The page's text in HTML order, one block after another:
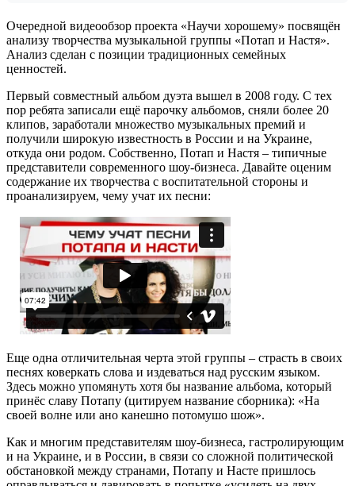
Очередной видеообзор проекта «Научи хорошему» посвящён
анализу творчества музыкальной группы «Потап и Настя».
Анализ сделан с позиции традиционных семейных
ценностей.
Первый совместный альбом дуэта вышел в 2008 году. С тех
пор ребята записали ещё парочку альбомов, сняли более 20
клипов, заработали множество музыкальных премий и
получили широкую известность в России и на Украине,
откуда они родом. Собственно, Потап и Настя – типичные
представители современного шоу-бизнеса. Давайте оценим
содержание их творчества с воспитательной стороны и
проанализируем, чему учат их песни:
Еще одна отличительная черта этой группы – страсть в своих
песнях коверкать слова и издеваться над русским языком.
Здесь можно упомянуть хотя бы название альбома, который
принёс славу Потапу (цитируем название сборника): «На
своей волне или ано канешно потомушо шож».
Как и многим представителям шоу-бизнеса, гастролирующим
и на Украине, и в России, в связи со сложной политической
обстановкой между странами, Потапу и Насте пришлось